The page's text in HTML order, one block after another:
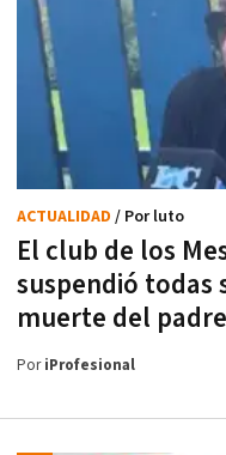
El club de los
suspendió todas
muerte del
ACTUALIDAD / Por luto
PoriProfesional